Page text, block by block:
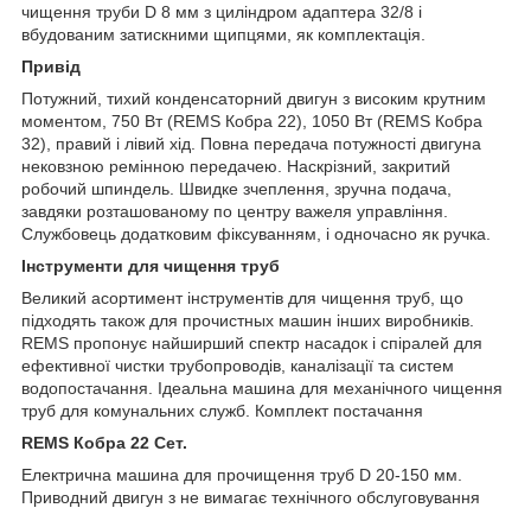
чищення труби D 8 мм з циліндром адаптера 32/8 і
вбудованим затискними щипцями, як комплектація.
Привід
Потужний, тихий конденсаторний двигун з високим крутним
моментом, 750 Вт (REMS Кобра 22), 1050 Вт (REMS Кобра
32), правий і лівий хід. Повна передача потужності двигуна
нековзною ремінною передачею. Наскрізний, закритий
робочий шпиндель. Швидке зчеплення, зручна подача,
завдяки розташованому по центру важеля управління.
Службовець додатковим фіксуванням, і одночасно як ручка.
Інструменти для чищення труб
Великий асортимент інструментів для чищення труб, що
підходять також для прочистных машин інших виробників.
REMS пропонує найширший спектр насадок і спіралей для
ефективної чистки трубопроводів, каналізації та систем
водопостачання. Ідеальна машина для механічного чищення
труб для комунальних служб. Комплект постачання
REMS Кобра 22 Сет.
Електрична машина для прочищення труб D 20-150 мм.
Приводний двигун з не вимагає технічного обслуговування